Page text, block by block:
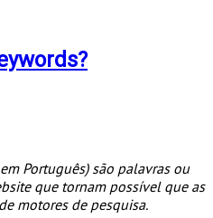
Português) são palavras ou
que tornam possível que as
motores de pesquisa.